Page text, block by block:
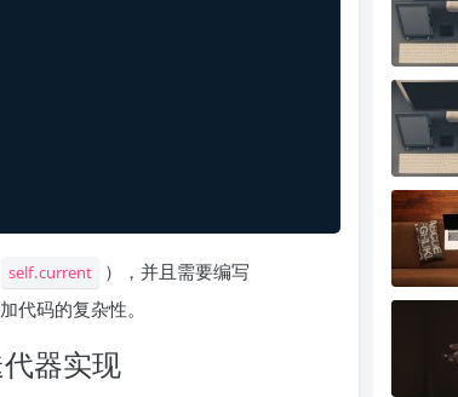
self.current ），并且需要编写
代码的复杂性。
器实现